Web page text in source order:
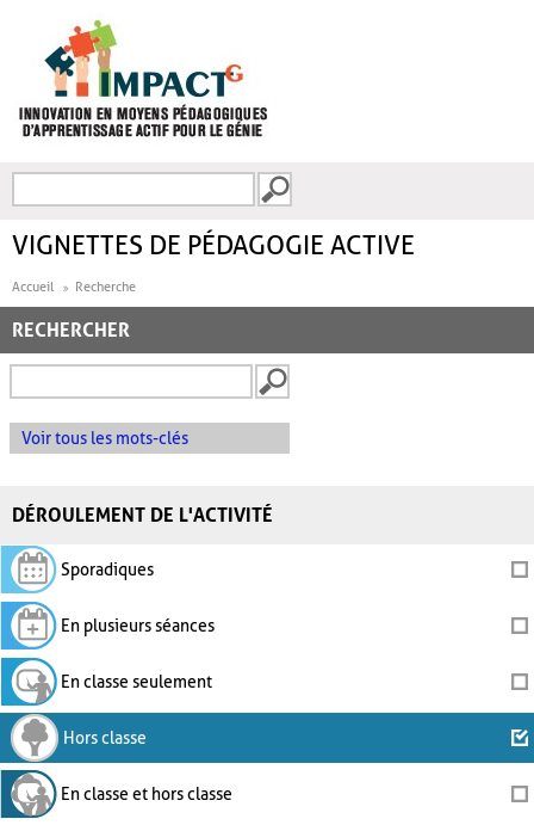
FORMULAIRE DE
VIGNETTES DE PÉDAGOGIE ACTIVE
Accueil Recherche
RECHERCHER
Voir tous les mots-clés
DÉROULEMENT DE L'ACTIVITÉ
Sporadiques
En plusieurs séances
En classe seulement
Hors classe
En classe et hors classe